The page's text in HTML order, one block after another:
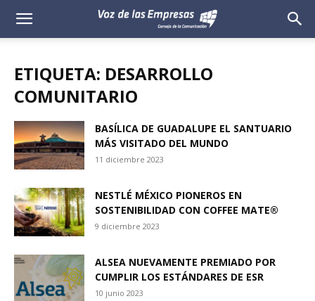
Voz
Empresas
ETIQUETA: DESARROLLO
COMUNITARIO
BASÍLICA DE GUADALUPE EL SANTUARIO
MÁS VISITADO DEL MUNDO
11 diciembre 2023
NESTLÉ MÉXICO PIONEROS EN
SOSTENIBILIDAD CON COFFEE MATE®
9 diciembre 2023
ALSEA NUEVAMENTE PREMIADO POR
CUMPLIR LOS ESTÁNDARES DE ESR
10 junio 2023